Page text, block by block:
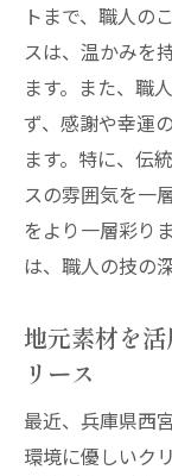
トまで、職人の
スは、温かみを
ます。また、職
ず、感謝や幸運
ます。特に、伝
スの雰囲気を一
をより一層彩り
は、職人の技の
地元素材を
リース
最近、兵庫県西
環境に優しいク